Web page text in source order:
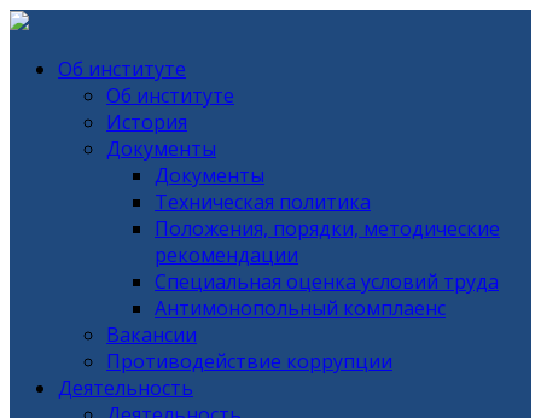
Об институте
Об институте
История
Документы
Документы
Техническая политика
Положения, порядки, методические
рекомендации
Специальная оценка условий труда
Антимонопольный комплаенс
Вакансии
Противодействие коррупции
Деятельность